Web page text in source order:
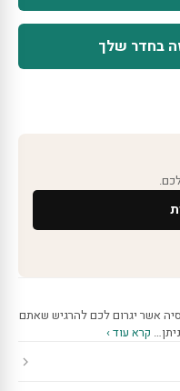
בחדר שלך
אשר יגרום לכם להרגיש שאתם
קרא עוד ›